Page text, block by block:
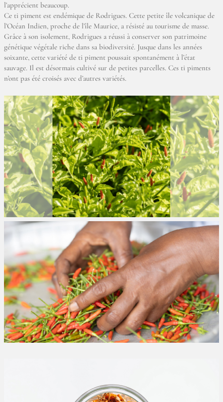
l’apprécient beaucoup.
Ce ti piment est endémique de Rodrigues. Cette petite île volcanique de
l’Océan Indien, proche de l’île Maurice, a résisté au tourisme de masse.
Grâce à son isolement, Rodrigues a réussi à conserver son patrimoine
génétique végétale riche dans sa biodiversité. Jusque dans les années
soixante, cette variété de ti piment poussait spontanément à l’état
sauvage. Il est désormais cultivé sur de petites parcelles. Ces ti piments
n’ont pas été croisés avec d’autres variétés.